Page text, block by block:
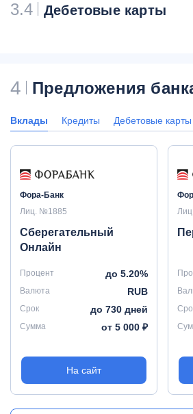
3.4 Дебетовые карты
4 Предложения
Вклады Кредиты Дебетовые карты
Фора-Банк
Лиц. №1885
Сберегательный
Онлайн
Процент до 5.20%
Валюта RUB
Срок до 730 дней
Сумма от 5 000 ₽
На сайт